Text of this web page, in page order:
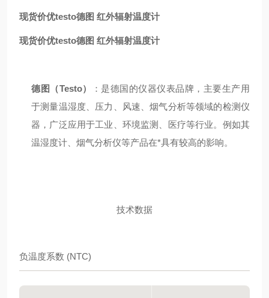
现货价优testo德图 红外辐射温度计
现货价优testo德图 红外辐射温度计
德图（Testo）
：是德国的仪器仪表品牌，主要生产用
于测量温湿度、压力、风速、烟气分析等领域的检测仪
器，广泛应用于工业、环境监测、医疗等行业。例如其
温湿度计、烟气分析仪等产品在*具有较高的影响。
技术数据
负温度系数 (NTC)